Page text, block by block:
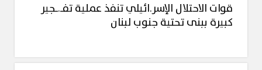
قوات الاحتلال الإسر.ائيلي تنفذ عملية تفـ.ـجير
كبيرة ببنى تحتية جنوب لبنان